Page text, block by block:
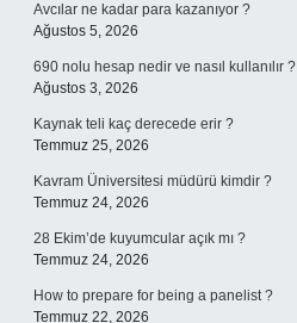
Avcılar ne kadar para kazanıyor ?
Ağustos 5, 2026
690 nolu hesap nedir ve nasıl kullanılır ?
Ağustos 3, 2026
Kaynak teli kaç derecede erir ?
Temmuz 25, 2026
Kavram Üniversitesi müdürü kimdir ?
Temmuz 24, 2026
28 Ekim’de kuyumcular açık mı ?
Temmuz 24, 2026
How to prepare for being a panelist ?
Temmuz 22, 2026